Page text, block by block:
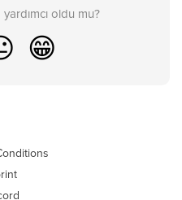
oldu mu?
😁